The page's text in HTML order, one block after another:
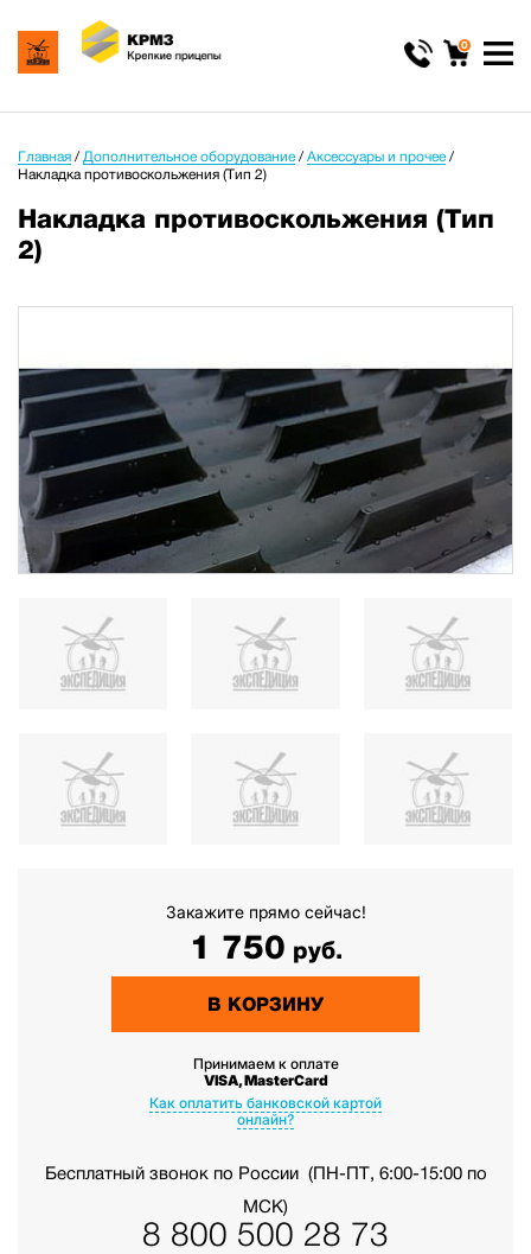
0
Главная / Дополнительное оборудование / Аксессуары и прочее /
Накладка противоскольжения (Тип 2)
Накладка противоскольжения (Тип
2)
Закажите прямо сейчас!
1 750 руб.
В КОРЗИНУ
Принимаем к оплате
VISA, MasterCard
Как оплатить банковской картой
онлайн?
Бесплатный звонок по России (ПН-ПТ, 6:00-15:00 по
МСК)
8 800 500 28 73